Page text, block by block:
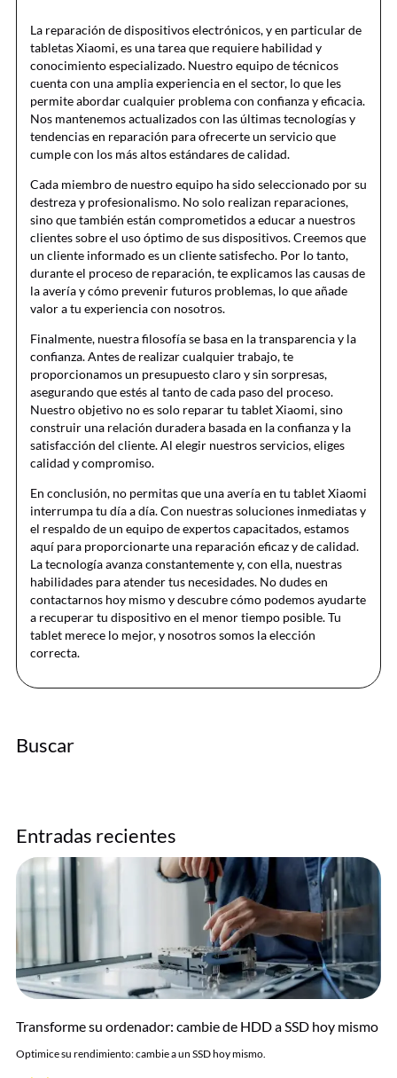
La reparación de dispositivos electrónicos, y en particular de
tabletas Xiaomi, es una tarea que requiere habilidad y
conocimiento especializado. Nuestro equipo de técnicos
cuenta con una amplia experiencia en el sector, lo que les
permite abordar cualquier problema con confianza y eficacia.
Nos mantenemos actualizados con las últimas tecnologías y
tendencias en reparación para ofrecerte un servicio que
cumple con los más altos estándares de calidad.
Cada miembro de nuestro equipo ha sido seleccionado por su
destreza y profesionalismo. No solo realizan reparaciones,
sino que también están comprometidos a educar a nuestros
clientes sobre el uso óptimo de sus dispositivos. Creemos que
un cliente informado es un cliente satisfecho. Por lo tanto,
durante el proceso de reparación, te explicamos las causas de
la avería y cómo prevenir futuros problemas, lo que añade
valor a tu experiencia con nosotros.
Finalmente, nuestra filosofía se basa en la transparencia y la
confianza. Antes de realizar cualquier trabajo, te
proporcionamos un presupuesto claro y sin sorpresas,
asegurando que estés al tanto de cada paso del proceso.
Nuestro objetivo no es solo reparar tu tablet Xiaomi, sino
construir una relación duradera basada en la confianza y la
satisfacción del cliente. Al elegir nuestros servicios, eliges
calidad y compromiso.
En conclusión, no permitas que una avería en tu tablet Xiaomi
interrumpa tu día a día. Con nuestras soluciones inmediatas y
el respaldo de un equipo de expertos capacitados, estamos
aquí para proporcionarte una reparación eficaz y de calidad.
La tecnología avanza constantemente y, con ella, nuestras
habilidades para atender tus necesidades. No dudes en
contactarnos hoy mismo y descubre cómo podemos ayudarte
a recuperar tu dispositivo en el menor tiempo posible. Tu
tablet merece lo mejor, y nosotros somos la elección
correcta.
Buscar
Entradas recientes
Transforme su ordenador: cambie de HDD a SSD hoy mismo
Optimice su rendimiento: cambie a un SSD hoy mismo.